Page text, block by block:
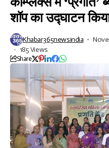
शॉप का उद्घाटन
Khabar365newsindia
185 Views
Share